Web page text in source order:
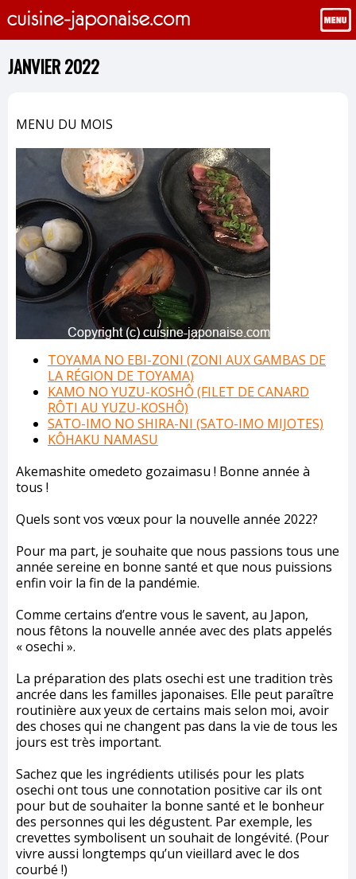
JANVIER 2022
MENU DU MOIS
TOYAMA NO EBI-ZONI (ZONI AUX GAMBAS DE
LA RÉGION DE TOYAMA)
KAMO NO YUZU-KOSHÔ (FILET DE CANARD
RÔTI AU YUZU-KOSHÔ)
SATO-IMO NO SHIRA-NI (SATO-IMO MIJOTES)
KÔHAKU NAMASU
Akemashite omedeto gozaimasu ! Bonne année à
tous !
Quels sont vos vœux pour la nouvelle année 2022?
Pour ma part, je souhaite que nous passions tous une
année sereine en bonne santé et que nous puissions
enfin voir la fin de la pandémie.
Comme certains d’entre vous le savent, au Japon,
nous fêtons la nouvelle année avec des plats appelés
« osechi ».
La préparation des plats osechi est une tradition très
ancrée dans les familles japonaises. Elle peut paraître
routinière aux yeux de certains mais selon moi, avoir
des choses qui ne changent pas dans la vie de tous les
jours est très important.
Sachez que les ingrédients utilisés pour les plats
osechi ont tous une connotation positive car ils ont
pour but de souhaiter la bonne santé et le bonheur
des personnes qui les dégustent. Par exemple, les
crevettes symbolisent un souhait de longévité. (Pour
vivre aussi longtemps qu’un vieillard avec le dos
courbé !)